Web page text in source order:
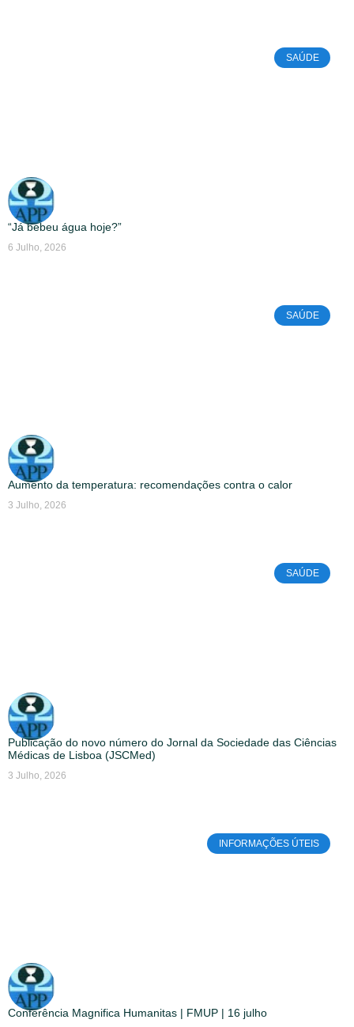
SAÚDE
“Já bebeu água hoje?”
6 Julho, 2026
SAÚDE
Aumento da temperatura: recomendações contra o calor
3 Julho, 2026
SAÚDE
Publicação do novo número do Jornal da Sociedade das Ciências
Médicas de Lisboa (JSCMed)
3 Julho, 2026
INFORMAÇÕES ÚTEIS
Conferência Magnifica Humanitas | FMUP | 16 julho